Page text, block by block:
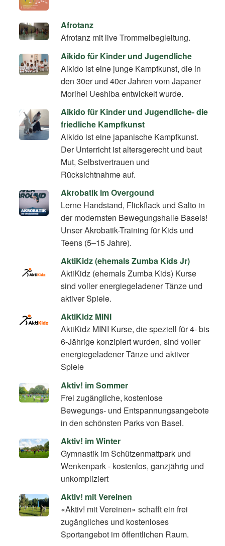
Afrotanz
Afrotanz mit live Trommelbegleitung.
Aikido für Kinder und Jugendliche
Aikido ist eine junge Kampfkunst, die in
den 30er und 40er Jahren vom Japaner
Morihei Ueshiba entwickelt wurde.
Aikido für Kinder und Jugendliche- die
friedliche Kampfkunst
Aikido ist eine japanische Kampfkunst.
Der Unterricht ist altersgerecht und baut
Mut, Selbstvertrauen und
Rücksichtnahme auf.
Akrobatik im Overgound
Lerne Handstand, Flickflack und Salto in
der modernsten Bewegungshalle Basels!
Unser Akrobatik-Training für Kids und
Teens (5–15 Jahre).
AktiKidz (ehemals Zumba Kids Jr)
AktiKidz (ehemals Zumba Kids) Kurse
sind voller energiegeladener Tänze und
aktiver Spiele.
AktiKidz MINI
AktiKidz MINI Kurse, die speziell für 4- bis
6-Jährige konzipiert wurden, sind voller
energiegeladener Tänze und aktiver
Spiele
Aktiv! im Sommer
Frei zugängliche, kostenlose
Bewegungs- und Entspannungsangebote
in den schönsten Parks von Basel.
Aktiv! im Winter
Gymnastik im Schützenmattpark und
Wenkenpark - kostenlos, ganzjährig und
unkompliziert
Aktiv! mit Vereinen
«Aktiv! mit Vereinen» schafft ein frei
zugängliches und kostenloses
Sportangebot im öffentlichen Raum.